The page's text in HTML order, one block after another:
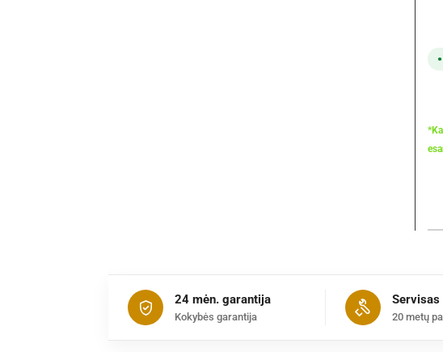
24 mėn. garantija
Kokybės garantija
Servisas
20 metų